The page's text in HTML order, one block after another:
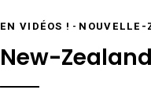
EN VIDÉOS ! - NOUVELLE-
New-